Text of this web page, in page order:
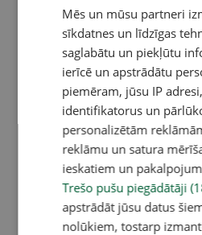
Mēs un mūsu partneri
sīkdatnes un līdzīgas
saglabātu un piekļūtu
ierīcē un apstrādātu
piemēram, jūsu IP
identifikatorus un
personalizētām
reklāmu un satura
ieskatiem un
Trešo pušu piegādātāji
apstrādāt jūsu datus
nolūkiem, tostarp